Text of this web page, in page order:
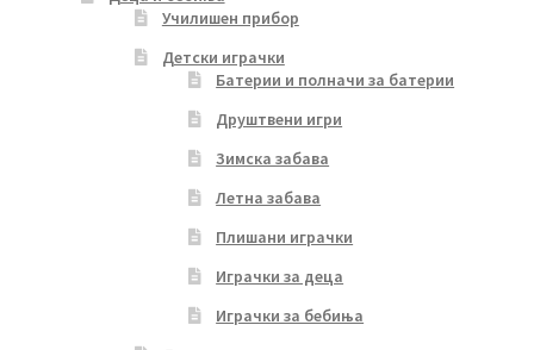
Училишен прибор
Детски играчки
Батерии и полначи за батерии
Друштвени игри
Зимска забава
Летна забава
Плишани играчки
Играчки за деца
Играчки за бебиња